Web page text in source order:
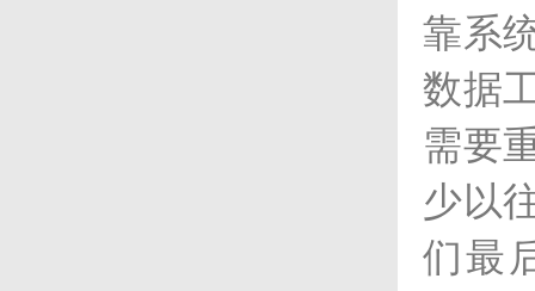
靠系
数据
需要
少以
们最